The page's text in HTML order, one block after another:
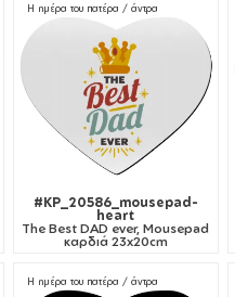
Η ημέρα του πατέρα / άντρα
#KP_20586_mousepad-
heart
The Best DAD ever, Mousepad
καρδιά 23x20cm
Η ημέρα του πατέρα / άντρα